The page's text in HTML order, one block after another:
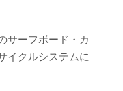
サーフボード・カ
イクルシステムに